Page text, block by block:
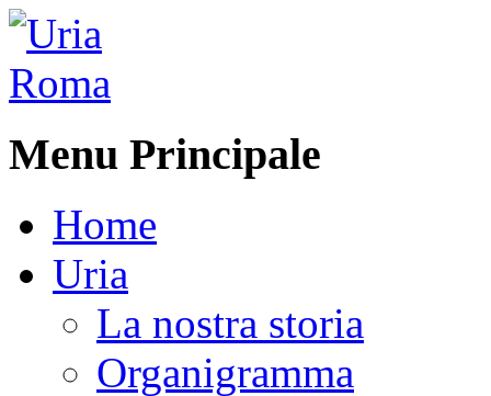
Menu Principale
Home
Uria
La nostra storia
Organigramma